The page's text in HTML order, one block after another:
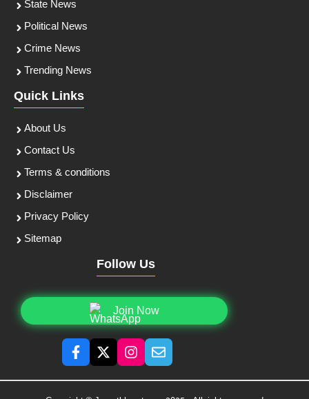
State News
Political News
Crime News
Trending News
Quick Links
About Us
Contact Us
Terms & conditions
Disclaimer
Privacy Policy
Sitemap
Follow Us
Join Now